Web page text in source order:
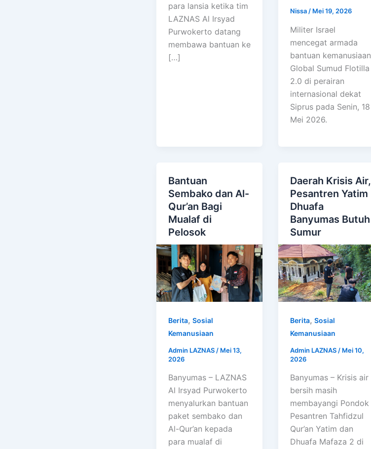
para lansia ketika tim
LAZNAS Al Irsyad
Purwokerto datang
membawa bantuan ke
[…]
Nissa/ Mei 19, 2026
Militer Israel
mencegat armada
bantuan kemanusiaan
Global Sumud Flotilla
2.0 di perairan
internasional dekat
Siprus pada Senin, 18
Mei 2026.
Bantuan
Sembako dan Al-
Qur’an Bagi
Mualaf di
Pelosok
Berita, Sosial
Kemanusiaan
Admin LAZNAS / Mei 13,
2026
Banyumas – LAZNAS
Al Irsyad Purwokerto
menyalurkan bantuan
paket sembako dan
Al-Qur’an kepada
para mualaf di
Daerah Krisis Air,
Pesantren Yatim
Dhuafa
Banyumas Butuh
Sumur
Berita,Sosial
Kemanusiaan
Admin LAZNAS / Mei 10,
2026
Banyumas – Krisis air
bersih masih
membayangi Pondok
Pesantren Tahfidzul
Qur’an Yatim dan
Dhuafa Mafaza 2 di